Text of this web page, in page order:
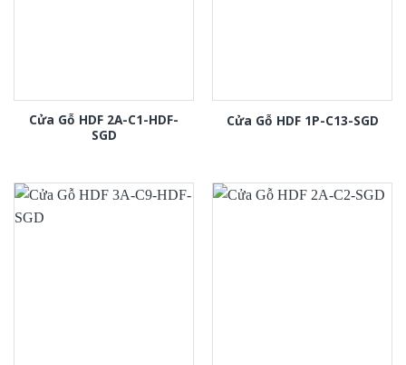
Cửa Gỗ HDF 2A-C1-HDF-
SGD
Cửa Gỗ HDF 1P-C13-SGD